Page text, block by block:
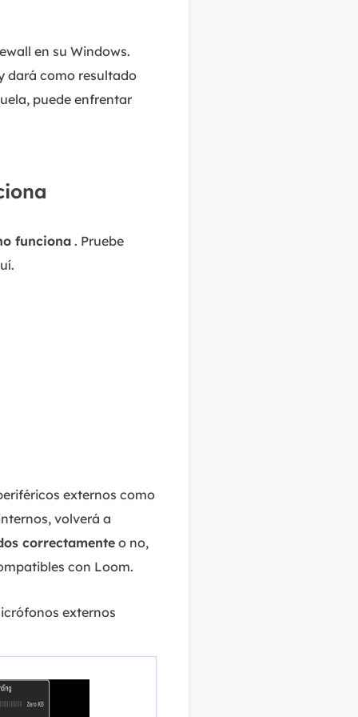
en su Windows.
dará como resultado
puede enfrentar
funciona . Pruebe
externos como
volverá a
correctamente o no,
con Loom.
externos